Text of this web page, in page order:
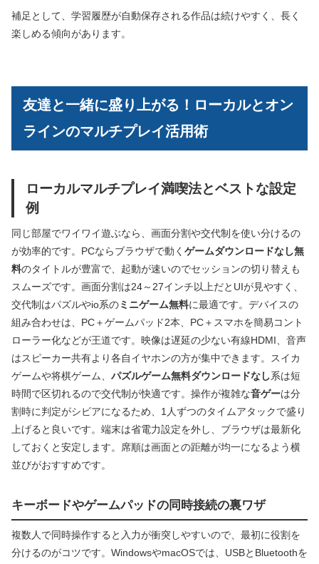
補足として、学習履歴が自動保存される作品は続けやすく、長く
楽しめる傾向があります。
友達と一緒に盛り上がる！ローカルとオン
ラインのマルチプレイ活用術
ローカルマルチプレイ満喫法とベストな設定
例
同じ部屋でワイワイ遊ぶなら、画面分割や交代制を使い分けるの
が効率的です。PCならブラウザで動く ゲームダウンロードなし無
料のタイトルが豊富で、起動が速いのでセッションの切り替えも
スムーズです。画面分割は24～27インチ以上だとUIが見やすく、
交代制はパズルやio系のミニゲーム無料に最適です。デバイスの
組み合わせは、PC＋ゲームパッド2本、PC＋スマホを簡易コント
ローラー化などが王道です。映像は遅延の少ない有線HDMI、音声
はスピーカー共有より各自イヤホンの方が集中できます。スイカ
ゲームや将棋ゲーム、 パズルゲーム無料ダウンロードなし系は短
時間で区切れるので交代制が快適です。操作が複雑な音ゲーは分
割時に判定がシビアになるため、1人ずつのタイムアタックで盛り
上げると良いです。端末は省電力設定を外し、ブラウザは最新化
しておくと安定します。席順は画面との距離が均一になるよう横
並びがおすすめです。
キーボードやゲームパッドの同時接続の裏ワザ
複数人で同時操作すると入力が衝突しやすいので、最初に役割を
分けるのがコツです。WindowsやmacOSでは、USBとBluetoothを